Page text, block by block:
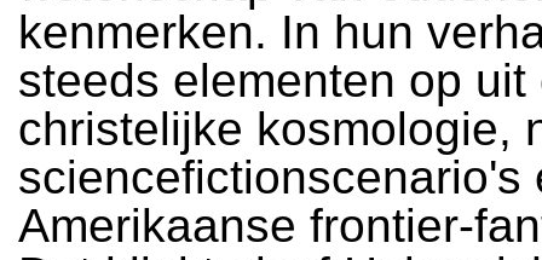
kenmerken. In hun
steeds elementen op uit
christelijke kosmologie,
sciencefictionscenario's
Amerikaanse frontier-